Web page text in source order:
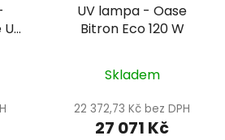
UV lampa - Oase
Bitron Eco 120 W
Skladem
22 372,73 Kč bez DPH
27 071 Kč